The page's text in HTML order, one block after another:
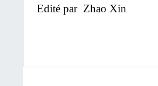
Edité par Zhao Xin